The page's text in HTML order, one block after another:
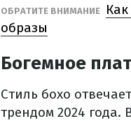
ОБРАТИТЕ ВНИМАНИЕ
образы
Богемное
Стиль бохо
трендом 2024